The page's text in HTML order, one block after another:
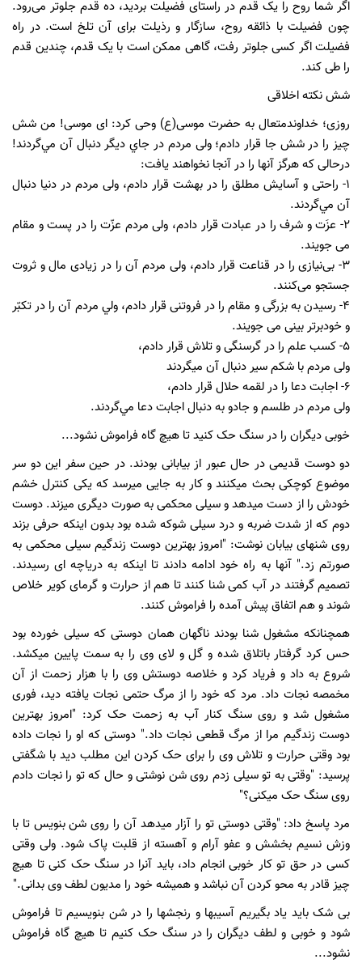
اگر شما روح را یک قدم در راستای فضیلت بردید، ده قدم جلوتر می‌رود.
چون فضیلت با ذائقه روح، سازگار و رذیلت برای آن تلخ است. در راه
فضیلت اگر کسی جلوتر رفت، گاهی ممکن است با یک قدم، چندین قدم
را طی کند.
شش نكته اخلاقی
روزی؛ خداوندمتعال به حضرت موسی(ع) وحی كرد: ای موسی! من شش
چيز را در شش جا قرار دادم؛ ولی مردم در جاي ديگر دنبال آن مي‌گردند!
درحالی که هرگز آنها را در آنجا نخواهند يافت:
١- راحتی و آسایش مطلق را در بهشت قرار دادم، ولی مردم در دنيا دنبال
آن مي‌گردند.
٢- ع‍زَت و شرف را در عبادت قرار دادم، ولی مردم عزّت را در پست و مقام
می جويند.
٣- بی‌نيازی را در قناعت قرار دادم، ولی مردم آن را در زيادی مال و ثروت
جستجو می‌كنند.
٤- رسیدن به بزرگی و مقام را در فروتنی قرار دادم، ولي مردم آن را در تكبّر
و خودبرتر بينی می جویند.
٥- کسب علم را در گرسنگی و تلاش قرار دادم،
ولی مردم با شکم سیر دنبال آن ميگردند
٦- اجابت دعا را در لقمه حلال قرار دادم،
ولی مردم در طلسم و جادو به دنبال اجابت دعا مي‌گردند.
خوبی دیگران را در سنگ حک کنید تا هیچ گاه فراموش نشود...
دو دوست قدیمی در حال عبور از بیابانی بودند. در حین سفر این دو سر
موضوع کوچکی بحث میکنند و کار به جایی میرسد که یکی کنترل خشم
خودش را از دست میدهد و سیلی محکمی به صورت دیگری میزند. دوست
دوم که از شدت ضربه و درد سیلی شوکه شده بود بدون اینکه حرفی بزند
روی شنهای بیابان نوشت: "امروز بهترین دوست زندگیم سیلی محکمی به
صورتم زد." آنها به راه خود ادامه دادند تا اینکه به دریاچه ای رسیدند.
تصمیم گرفتند در آب کمی شنا کنند تا هم از حرارت و گرمای کویر خلاص
شوند و هم اتفاق پیش آمده را فراموش کنند.
همچنانکه مشغول شنا بودند ناگهان همان دوستی که سیلی خورده بود
حس کرد گرفتار باتلاق شده و گل و لای وی را به سمت پایین میکشد.
شروع به داد و فریاد کرد و خلاصه دوستش وی را با هزار زحمت از آن
مخمصه نجات داد. مرد که خود را از مرگ حتمی نجات یافته دید، فوری
مشغول شد و روی سنگ کنار آب به زحمت حک کرد: "امروز بهترین
دوست زندگیم مرا از مرگ قطعی نجات داد." دوستی که او را نجات داده
بود وقتی حرارت و تلاش وی را برای حک کردن این مطلب دید با شگفتی
پرسید: "وقتی به تو سیلی زدم روی شن نوشتی و حال که تو را نجات دادم
روی سنگ حک میکنی؟"
مرد پاسخ داد: "وقتی دوستی تو را آزار میدهد آن را روی شن بنویس تا با
وزش نسیم بخشش و عفو آرام و آهسته از قلبت پاک شود. ولی وقتی
کسی در حق تو کار خوبی انجام داد، باید آنرا در سنگ حک کنی تا هیچ
چیز قادر به محو کردن آن نباشد و همیشه خود را مدیون لطف وی بدانی."
بی شک باید یاد بگیریم آسیبها و رنجشها را در شن بنویسیم تا فراموش
شود و خوبی و لطف دیگران را در سنگ حک کنیم تا هیچ گاه فراموش
نشود...